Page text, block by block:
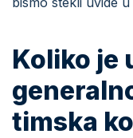
Koliko je
timska